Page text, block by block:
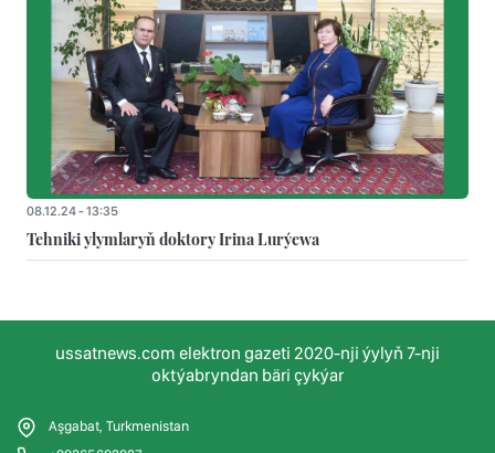
08.12.24 - 13:35
Tehniki ylymlaryň doktory Irina Lurýewa
ussatnews.com elektron gazeti 2020-nji ýylyň 7-nji
oktýabryndan bäri çykýar
Aşgabat, Turkmenistan